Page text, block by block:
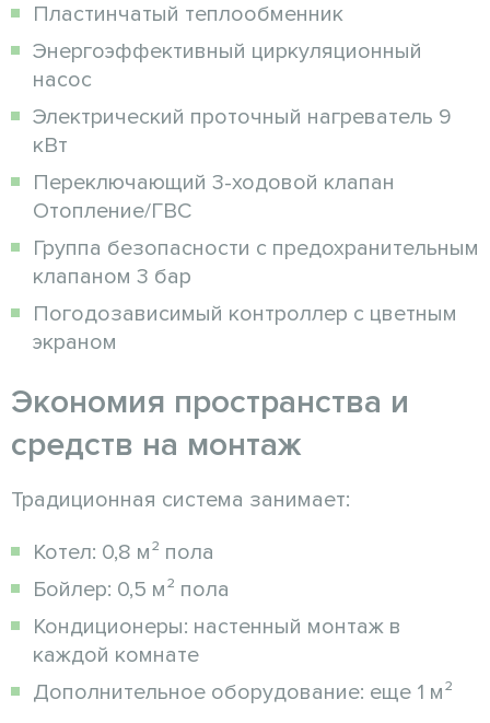
Пластинчатый теплообменник
Энергоэффективный циркуляционный
насос
Электрический проточный нагреватель 9
кВт
Переключающий 3-ходовой клапан
Отопление/ГВС
Группа безопасности с предохранительным
клапаном 3 бар
Погодозависимый контроллер с цветным
экраном
Экономия пространства и
средств на монтаж
Традиционная система занимает:
Котел: 0,8 м² пола
Бойлер: 0,5 м² пола
Кондиционеры: настенный монтаж в
каждой комнате
Дополнительное оборудование: еще 1 м²